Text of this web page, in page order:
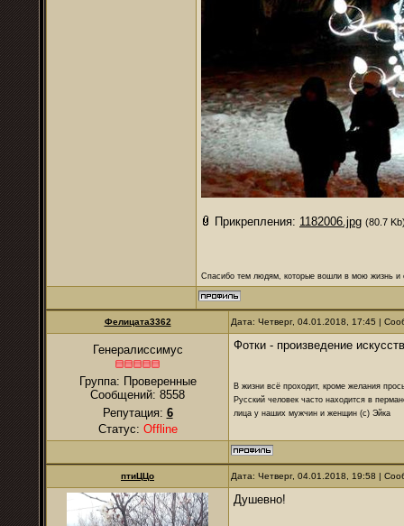
Прикрепления: 1182006.jpg (80.7
Спасибо тем людям, которые вошли в мою жизнь и
Фелицата3362 Дата: Четверг, 04.01.2018, 17:45 |
Генералиссимус
Группа: Проверенные
Сообщений: 8558
Репутация: 6
Статус: Offline
Фотки - произведение
В жизни всё проходит, кроме желания
Русский человек часто находится в
лица у наших мужчин и женщин (с) Эйка
птиЦЦо Дата: Четверг, 04.01.2018, 19:58 |
Душевно!